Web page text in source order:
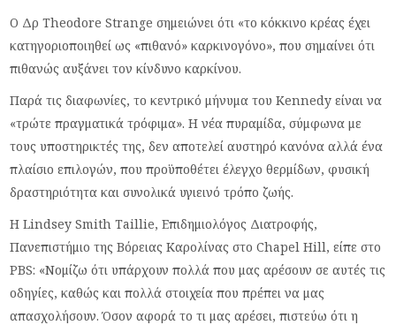
Ο Δρ Theodore Strange σημειώνει ότι «το κόκκινο κρέας έχει
κατηγοριοποιηθεί ως «πιθανό» καρκινογόνο», που σημαίνει ότι
πιθανώς αυξάνει τον κίνδυνο καρκίνου.
Παρά τις διαφωνίες, το κεντρικό μήνυμα του Kennedy είναι να
«τρώτε πραγματικά τρόφιμα». Η νέα πυραμίδα, σύμφωνα με
τους υποστηρικτές της, δεν αποτελεί αυστηρό κανόνα αλλά ένα
πλαίσιο επιλογών, που προϋποθέτει έλεγχο θερμίδων, φυσική
δραστηριότητα και συνολικά υγιεινό τρόπο ζωής.
Η Lindsey Smith Taillie, Επιδημιολόγος Διατροφής,
Πανεπιστήμιο της Βόρειας Καρολίνας στο Chapel Hill, είπε στο
PBS: «Νομίζω ότι υπάρχουν πολλά που μας αρέσουν σε αυτές τις
οδηγίες, καθώς και πολλά στοιχεία που πρέπει να μας
απασχολήσουν. Όσον αφορά το τι μας αρέσει, πιστεύω ότι η